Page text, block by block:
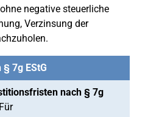
negative steuerliche
Verzinsung der
7g EStG
nach § 7g